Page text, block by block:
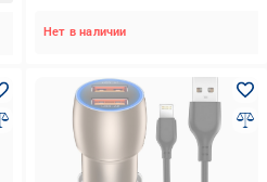
Нет в наличии